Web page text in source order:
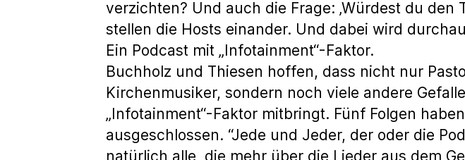
verzichten? Und auch die Frage: ‚Würdest du
stellen die Hosts einander. Und dabei wird
Ein Podcast mit „Infotainment“-Faktor.
Buchholz und Thiesen hoffen, dass nicht nur
Kirchenmusiker, sondern noch viele andere
„Infotainment“-Faktor mitbringt. Fünf Folgen
ausgeschlossen. “Jede und Jeder, der oder die
natürlich alle, die mehr über die Lieder aus dem